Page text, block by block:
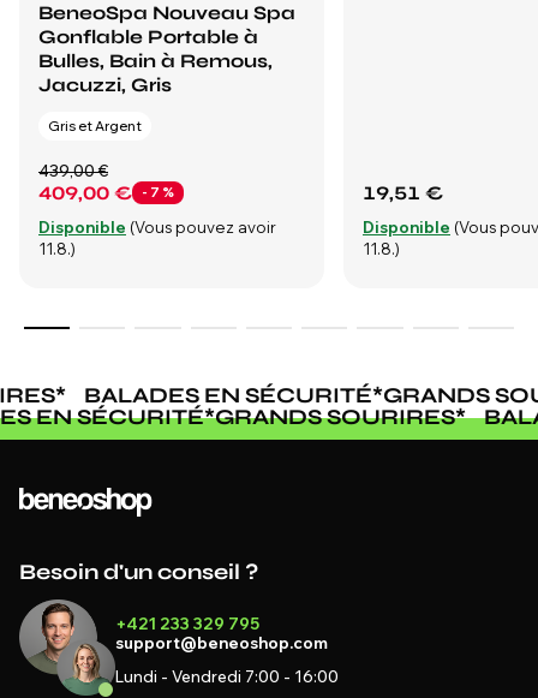
BeneoSpa Nouveau Spa
Gonflable Portable à
Bulles, Bain à Remous,
Jacuzzi, Gris
Gris et Argent
409,00 € - 7 %
439,00 €
Disponible (Vous pouvez avoir
11.8.)
19,51 €
Disponible (Vous
11.8.)
* BALADES EN SÉCURITÉ*GRANDS
EN SÉCURITÉ*GRANDS SOURIRES*
Besoin d'un conseil ?
+421 233 329 795
support@beneoshop.com
Lundi - Vendredi 7:00 - 16:00